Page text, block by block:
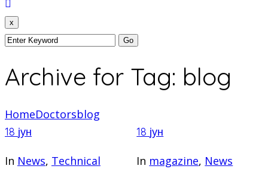
x
Archive for Tag: blog
HomeDoctorsblog
18 јун
In News, Technical
18 јун
In magazine, News